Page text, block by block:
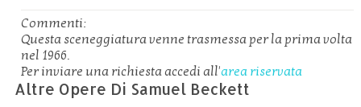
Commenti:
Questa sceneggiatura venne trasmessa per la prima volta
nel 1966.
Per inviare una richiesta accedi all'area riservata
Altre Opere Di Samuel Beckett